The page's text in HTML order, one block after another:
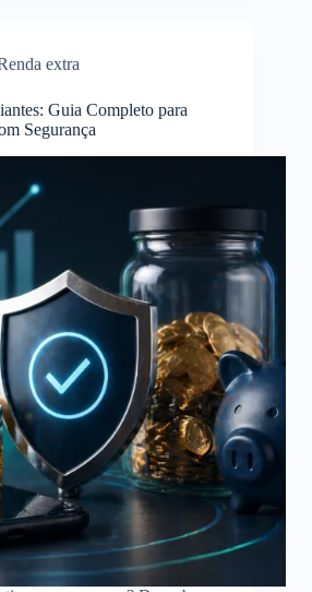
extra
Guia Completo para
Segurança